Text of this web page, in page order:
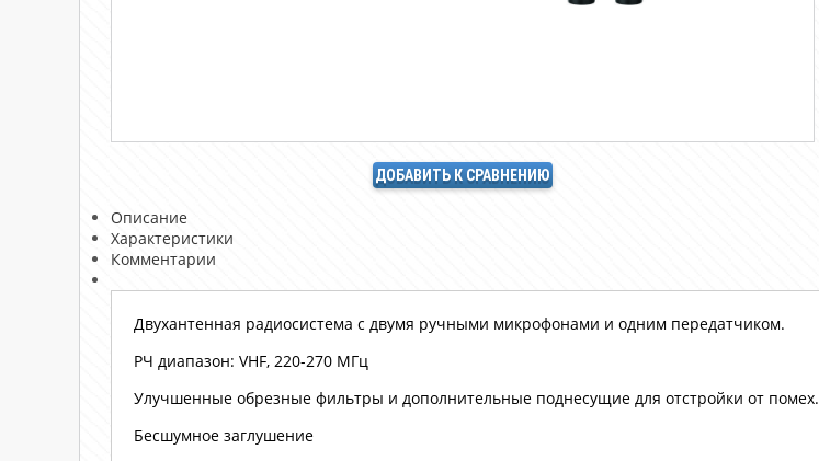
ДОБАВИТЬ К СРАВНЕНИЮ
Описание
Характеристики
Комментарии
Двухантенная радиосистема с двумя ручными микрофонами и одним передатчиком.
РЧ диапазон: VHF, 220-270 МГц
Улучшенные обрезные фильтры и дополнительные поднесущие для отстройки от помех.
Бесшумное заглушение